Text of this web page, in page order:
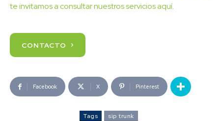
te invitamos a consultar nuestros servicios aquí.
CONTACTO
Facebook X Pinterest
Tags sip trunk